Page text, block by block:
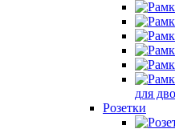
для
Розетки